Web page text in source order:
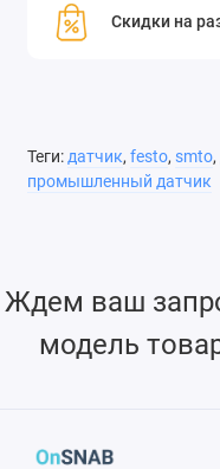
Скидки на
Теги:датчик, festo, smto,
промышленный датчик
Ждем ваш
модель